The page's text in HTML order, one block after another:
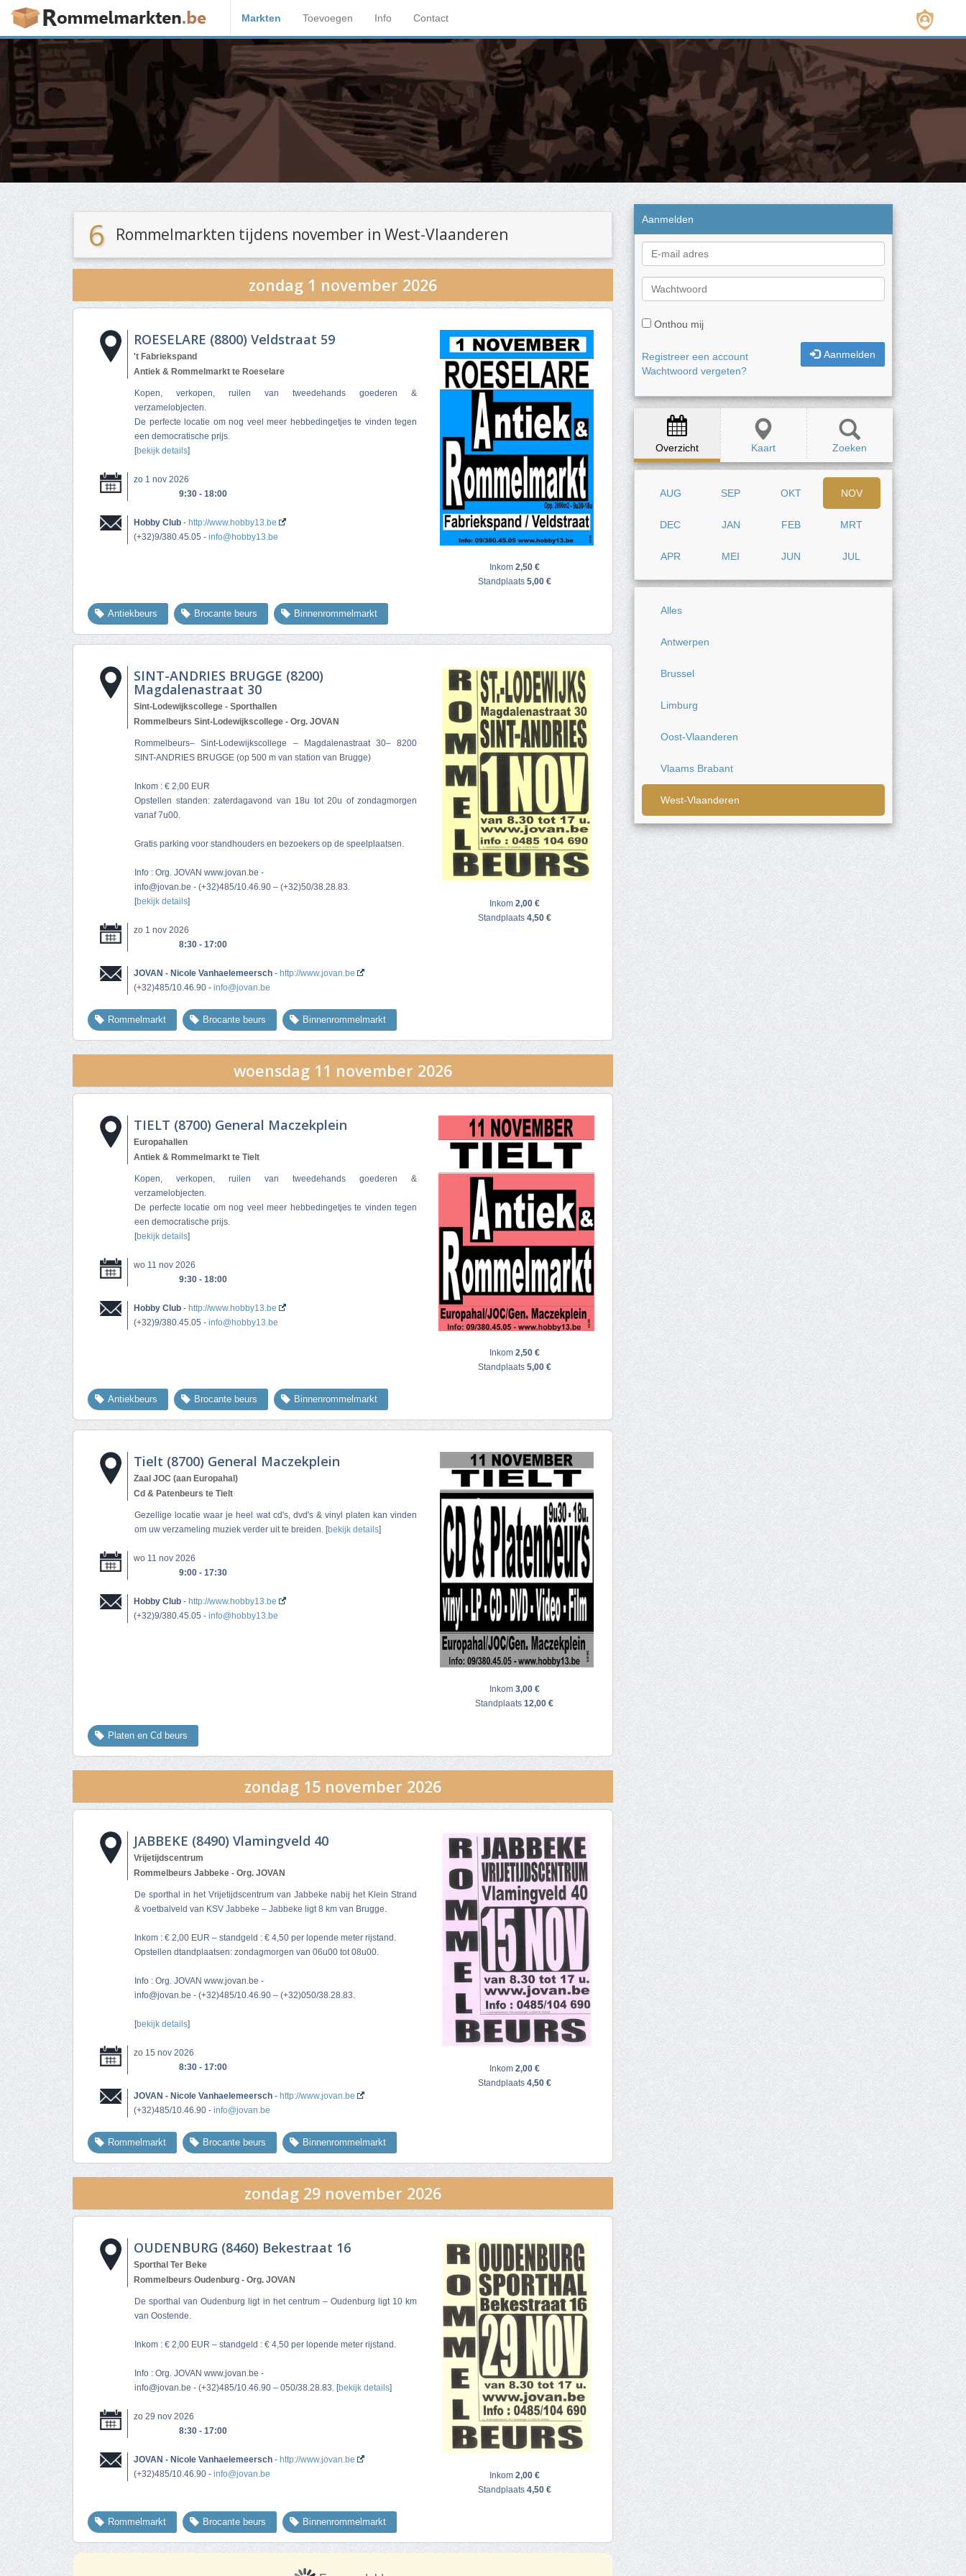
Markten Toevoegen Info Contact
Aanmelden
Onthou mij
Aanmelden
Registreer een account
Wachtwoord vergeten?
Overzicht Kaart Zoeken
AUG SEP OKT NOV
DEC JAN FEB MRT
APR MEI JUN JUL
Alles
Antwerpen
Brussel
Limburg
Oost-Vlaanderen
Vlaams Brabant
West-Vlaanderen
6 Rommelmarkten tijdens november in West-Vlaanderen
zondag 1 november 2026
ROESELARE (8800) Veldstraat 59
't Fabriekspand
Antiek & Rommelmarkt te Roeselare
Kopen, verkopen, ruilen van tweedehands goederen &
verzamelobjecten.
De perfecte locatie om nog veel meer hebbedingetjes te vinden tegen
een democratische prijs.
[bekijk details]
zo 1 nov 2026
9:30 - 18:00
Hobby Club - http://www.hobby13.be
(+32)9/380.45.05 - info@hobby13.be
Inkom 2,50 €
Standplaats 5,00 €
Antiekbeurs Brocante beurs Binnenrommelmarkt
SINT-ANDRIES BRUGGE (8200)
Magdalenastraat 30
Sint-Lodewijkscollege - Sporthallen
Rommelbeurs Sint-Lodewijkscollege - Org. JOVAN
Rommelbeurs– Sint-Lodewijkscollege – Magdalenastraat 30– 8200
SINT-ANDRIES BRUGGE (op 500 m van station van Brugge)
Inkom : € 2,00 EUR
Opstellen standen: zaterdagavond van 18u tot 20u of zondagmorgen
vanaf 7u00.
Gratis parking voor standhouders en bezoekers op de speelplaatsen.
Info : Org. JOVAN www.jovan.be -
info@jovan.be - (+32)485/10.46.90 – (+32)50/38.28.83.
[bekijk details]
zo 1 nov 2026
8:30 - 17:00
JOVAN - Nicole Vanhaelemeersch - http://www.jovan.be
(+32)485/10.46.90 - info@jovan.be
Inkom 2,00 €
Standplaats 4,50 €
Rommelmarkt Brocante beurs Binnenrommelmarkt
woensdag 11 november 2026
TIELT (8700) General Maczekplein
Europahallen
Antiek & Rommelmarkt te Tielt
Kopen, verkopen, ruilen van tweedehands goederen &
verzamelobjecten.
De perfecte locatie om nog veel meer hebbedingetjes te vinden tegen
een democratische prijs.
[bekijk details]
wo 11 nov 2026
9:30 - 18:00
Hobby Club - http://www.hobby13.be
(+32)9/380.45.05 - info@hobby13.be
Inkom 2,50 €
Standplaats 5,00 €
Antiekbeurs Brocante beurs Binnenrommelmarkt
Tielt (8700) General Maczekplein
Zaal JOC (aan Europahal)
Cd & Patenbeurs te Tielt
Gezellige locatie waar je heel wat cd's, dvd's & vinyl platen kan vinden
om uw verzameling muziek verder uit te breiden. [bekijk details]
wo 11 nov 2026
9:00 - 17:30
Hobby Club - http://www.hobby13.be
(+32)9/380.45.05 - info@hobby13.be
Inkom 3,00 €
Standplaats12,00 €
Platen en Cd beurs
zondag 15 november 2026
JABBEKE (8490) Vlamingveld 40
Vrijetijdscentrum
Rommelbeurs Jabbeke - Org. JOVAN
De sporthal in het Vrijetijdscentrum van Jabbeke nabij het Klein Strand
& voetbalveld van KSV Jabbeke – Jabbeke ligt 8 km van Brugge.
Inkom : € 2,00 EUR – standgeld : € 4,50 per lopende meter rijstand.
Opstellen dtandplaatsen: zondagmorgen van 06u00 tot 08u00.
Info : Org. JOVAN www.jovan.be -
info@jovan.be - (+32)485/10.46.90 – (+32)050/38.28.83.
[bekijk details]
zo 15 nov 2026
8:30 - 17:00
JOVAN - Nicole Vanhaelemeersch - http://www.jovan.be
(+32)485/10.46.90 - info@jovan.be
Inkom 2,00 €
Standplaats 4,50 €
Rommelmarkt Brocante beurs Binnenrommelmarkt
zondag 29 november 2026
OUDENBURG (8460) Bekestraat 16
Sporthal Ter Beke
Rommelbeurs Oudenburg - Org. JOVAN
De sporthal van Oudenburg ligt in het centrum – Oudenburg ligt 10 km
van Oostende.
Inkom : € 2,00 EUR – standgeld : € 4,50 per lopende meter rijstand.
Info : Org. JOVAN www.jovan.be -
info@jovan.be - (+32)485/10.46.90 – 050/38.28.83. [bekijk details]
zo 29 nov 2026
8:30 - 17:00
JOVAN - Nicole Vanhaelemeersch - http://www.jovan.be
(+32)485/10.46.90 - info@jovan.be Inkom 2,00 €
Standplaats 4,50 €
Rommelmarkt Brocante beurs Binnenrommelmarkt